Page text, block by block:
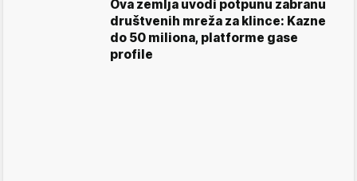
Ova zemlja uvodi potpunu zabranu
društvenih mreža za klince: Kazne
do 50 miliona, platforme gase
profile